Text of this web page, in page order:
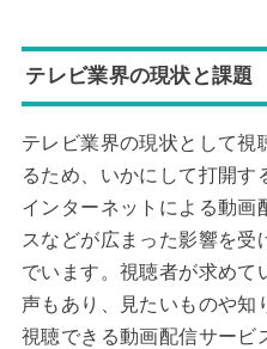
テレビ業界の現状と課題
テレビ業界の現状として視
るため、いかにして打開す
インターネットによる動画
スなどが広まった影響を受
でいます。視聴者が求めて
声もあり、見たいものや知
視聴できる動画配信サービ